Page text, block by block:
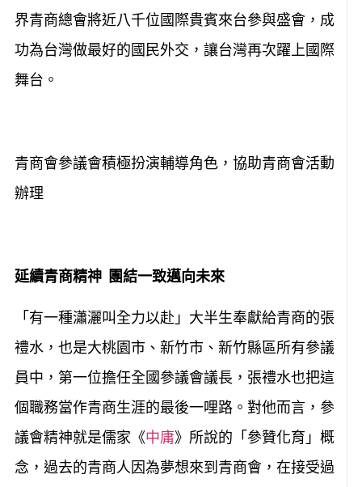
界青商總會將近八千位國際貴賓來台參與盛會， 成
功為台灣做最好的國民外交，讓台灣再次躍上國際
舞台。
青商會參議會積極扮演輔導角色，協助青商會活動
辦理
延續青商精神 團結一致邁向未來
「有一種瀟灑叫全力以赴」大半生奉獻給青商的張
禮水，也是大桃園市、新竹市、新竹縣區所有參議
員中，第一位擔任全國參議會議長，張禮水也把這
個職務當作青商生涯的最後一哩路。對他而言，參
議會精神就是儒家《中庸》所說的「參贊化育」概
念，過去的青商人因為夢想來到青商會， 在接受過